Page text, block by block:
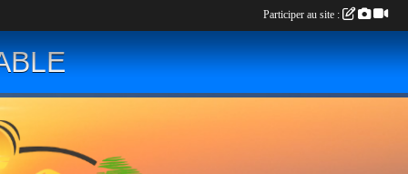
Participer au site :